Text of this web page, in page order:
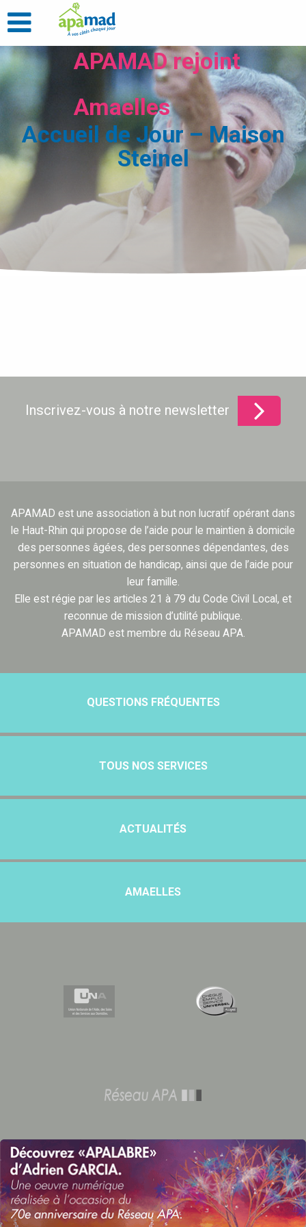
APAMAD rejoint
Amaelles
Accueil de Jour – Maison
Steinel
Inscrivez-vous à notre newsletter
APAMAD est une association à but non lucratif opérant dans
le Haut-Rhin qui propose de l’aide pour le maintien à domicile
des personnes âgées, des personnes dépendantes, des
personnes en situation de handicap, ainsi que de l’aide pour
leur famille.
Elle est régie par les articles 21 à 79 du Code Civil Local, et
reconnue de mission d’utilité publique.
APAMAD est membre du Réseau APA.
QUESTIONS FRÉQUENTES
TOUS NOS SERVICES
ACTUALITÉS
AMAELLES